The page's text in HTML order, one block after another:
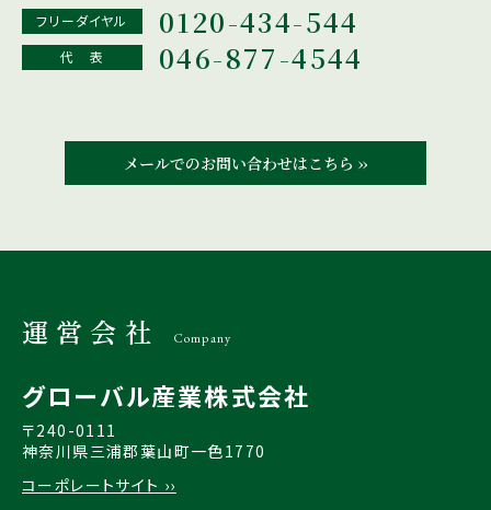
フリーダイヤル 0120-434-544
代 表 046-877-4544
メールでのお問い合わせはこちら ››
運営会社 Company
グローバル産業株式会社
〒240-0111
神奈川県三浦郡葉山町一色1770
コーポレートサイト ››